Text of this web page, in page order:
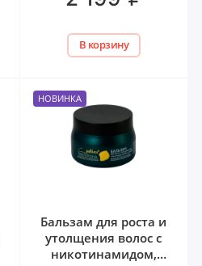
В корзину
НОВИНКА
Бальзам для роста и
утолщения волос с
никотинамидом,